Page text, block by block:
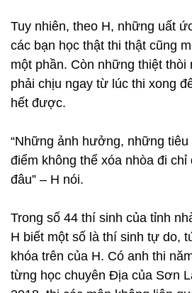
Tuy nhiên, theo H, những uất
các bạn học thật thi thật cũng
một phần. Còn những thiệt thòi
phải chịu ngay từ lúc thi xong
hết được.
“Những ảnh hưởng, những
điểm không thể xóa nhòa đi chỉ
đâu” – H nói.
Trong số 44 thí sinh của tỉnh
H biết một số là thí sinh tự do,
khóa trên của H. Có anh thi
từng học chuyên Địa của Sơn